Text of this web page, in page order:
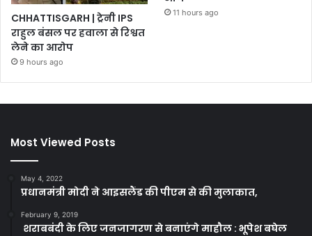
CHHATTISGARH | ट्रेनी IPS
राहुल बंसल पर हवाला से रिश्वत
लेने का आरोप
9 hours ago
11 hours ago
Most Viewed Posts
May 4, 2022
प्रधानमंत्री मोदी ने आइसलैंड की पीएम से की मुलाकात,
February 9, 2019
शराबबंदी के लिए जनजागरण से बनाएंगे माहौल : भूपेश बघेल